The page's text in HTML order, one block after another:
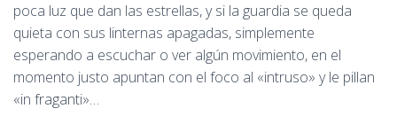
poca luz que dan las estrellas, y si la guardia se queda
quieta con sus linternas apagadas, simplemente
esperando a escuchar o ver algún movimiento, en el
momento justo apuntan con el foco al «intruso» y le pillan
«in fraganti»…